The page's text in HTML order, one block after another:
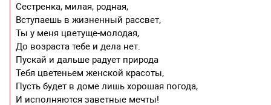
Сестренка, милая, родная,
Вступаешь в жизненный рассвет,
Ты у меня цветуще-молодая,
До возраста тебе и дела нет.
Пускай и дальше радует природа
Тебя цветеньем женской красоты,
Пусть будет в доме лишь хорошая погода,
И исполняются заветные мечты!